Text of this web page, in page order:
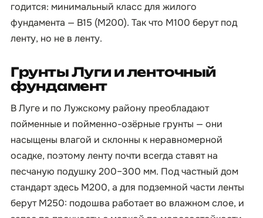
годится: минимальный класс для жилого
фундамента — B15 (М200). Так что М100 берут под
ленту, но не в ленту.
Грунты Луги и ленточный
фундамент
В Луге и по Лужскому району преобладают
пойменные и пойменно-озёрные грунты — они
насыщены влагой и склонны к неравномерной
осадке, поэтому ленту почти всегда ставят на
песчаную подушку 200–300 мм. Под частный дом
стандарт здесь М200, а для подземной части ленты
берут М250: подошва работает во влажном слое, и